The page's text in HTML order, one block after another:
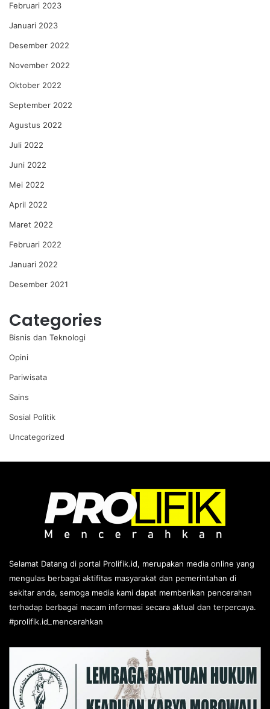
Februari 2023
Januari 2023
Desember 2022
November 2022
Oktober 2022
September 2022
Agustus 2022
Juli 2022
Juni 2022
Mei 2022
April 2022
Maret 2022
Februari 2022
Januari 2022
Desember 2021
Categories
Bisnis dan Teknologi
Opini
Pariwisata
Sains
Sosial Politik
Uncategorized
Selamat Datang di portal Prolifik.id, merupakan media online yang
mengulas berbagai aktifitas masyarakat dan pemerintahan di
sekitar anda, semoga media kami dapat memberikan pencerahan
terhadap berbagai macam informasi secara aktual dan terpercaya.
#prolifik.id_mencerahkan